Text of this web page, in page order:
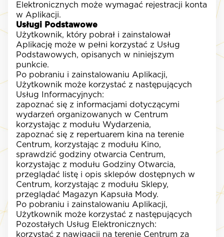
Elektronicznych może wymagać rejestracji konta
w Aplikacji.
Usługi Podstawowe
Użytkownik, który pobrał i zainstalował
Aplikację może w pełni korzystać z Usług
Podstawowych, opisanych w niniejszym
punkcie.
Po pobraniu i zainstalowaniu Aplikacji,
Użytkownik może korzystać z następujących
Usług Informacyjnych:
zapoznać się z informacjami dotyczącymi
wydarzeń organizowanych w Centrum
korzystając z modułu Wydarzenia,
zapoznać się z repertuarem kina na terenie
Centrum, korzystając z modułu Kino,
sprawdzić godziny otwarcia Centrum,
korzystając z modułu Godziny Otwarcia,
przeglądać listę i opis sklepów dostępnych w
Centrum, korzystając z modułu Sklepy,
przeglądać Magazyn Kapsuła Mody.
Po pobraniu i zainstalowaniu Aplikacji,
Użytkownik może korzystać z następujących
Pozostałych Usług Elektronicznych:
korzystać z nawigacji na terenie Centrum za